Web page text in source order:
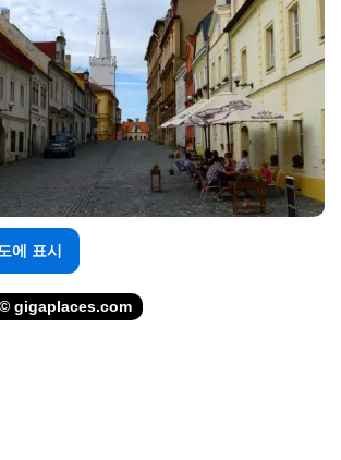
에 표시
© gigaplaces.com